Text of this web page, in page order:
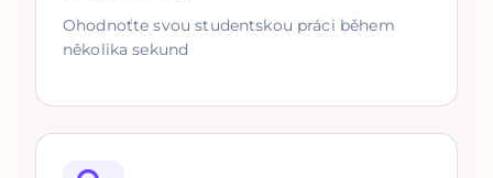
Ohodnoťte svou studentskou práci během
několika sekund